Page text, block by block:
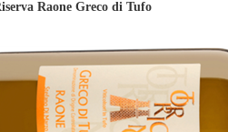
Raone Greco di Tufo